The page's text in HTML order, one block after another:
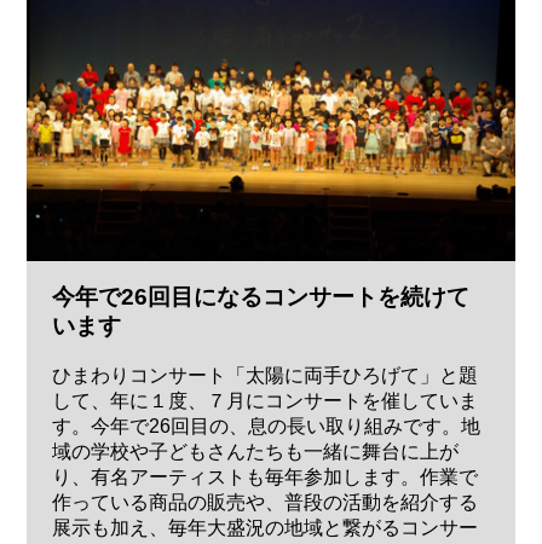
今年で26回目になるコンサートを続けて
います
ひまわりコンサート「太陽に両手ひろげて」と題
して、年に１度、７月にコンサートを催していま
す。今年で26回目の、息の長い取り組みです。地
域の学校や子どもさんたちも一緒に舞台に上が
り、有名アーティストも毎年参加します。作業で
作っている商品の販売や、普段の活動を紹介する
展示も加え、毎年大盛況の地域と繋がるコンサー